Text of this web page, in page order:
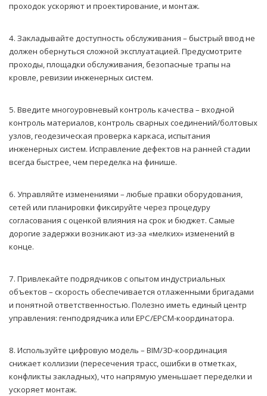
проходок ускоряют и проектирование, и монтаж.
4. Закладывайте доступность обслуживания – быстрый ввод не
должен обернуться сложной эксплуатацией. Предусмотрите
проходы, площадки обслуживания, безопасные трапы на
кровле, ревизии инженерных систем.
5. Введите многоуровневый контроль качества – входной
контроль материалов, контроль сварных соединений/болтовых
узлов, геодезическая проверка каркаса, испытания
инженерных систем. Исправление дефектов на ранней стадии
всегда быстрее, чем переделка на финише.
6. Управляйте изменениями – любые правки оборудования,
сетей или планировки фиксируйте через процедуру
согласования с оценкой влияния на срок и бюджет. Самые
дорогие задержки возникают из-за «мелких» изменений в
конце.
7. Привлекайте подрядчиков с опытом индустриальных
объектов – скорость обеспечивается отлаженными бригадами
и понятной ответственностью. Полезно иметь единый центр
управления: генподрядчика или EPC/EPCM-координатора.
8. Используйте цифровую модель – BIM/3D-координация
снижает коллизии (пересечения трасс, ошибки в отметках,
конфликты закладных), что напрямую уменьшает переделки и
ускоряет монтаж.